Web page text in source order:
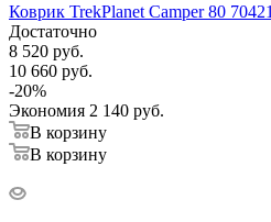
Коврик TrekPlanet Camper 80
Достаточно
8 520 руб.
10 660 руб.
-20%
Экономия 2 140 руб.
В корзину
В корзину